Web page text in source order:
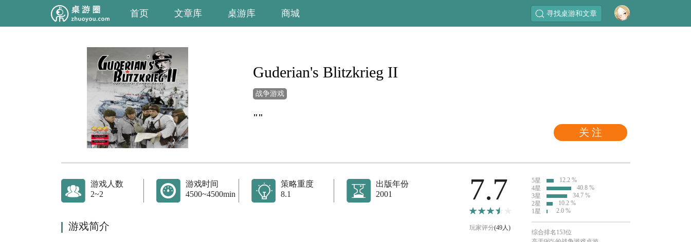
首页 文章库 桌游库 商城 寻找桌游和文章
关 注
Guderian's Blitzkrieg II
战争游戏
""
游戏人数
2~2
游戏时间
4500~4500min
策略重度
8.1
出版年份
2001
游戏简介
7.7
玩家评分(49人)
5星
12.2 %
4星
40.8 %
3星
34.7 %
2星
10.2 %
1星
2.0 %
综合排名153位